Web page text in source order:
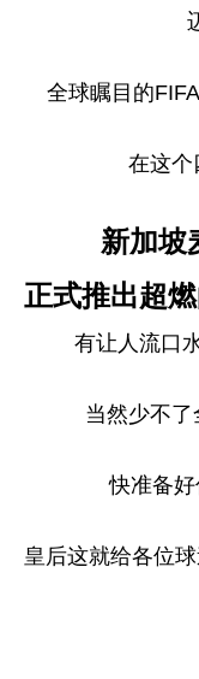
全球瞩目的
在这个
新加坡
正式推出超
有让人流口
当然少不了
快准备
皇后这就给各位